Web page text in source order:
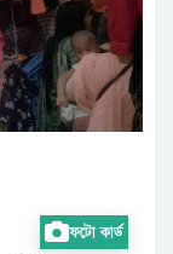
ফটো কার্ড